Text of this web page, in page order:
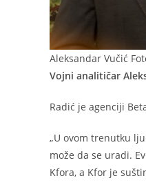
Aleksandar Vučić
Vojni analitičar
Radić je agenciji
„U ovom trenutku
može da se uradi.
Kfora, a Kfor je